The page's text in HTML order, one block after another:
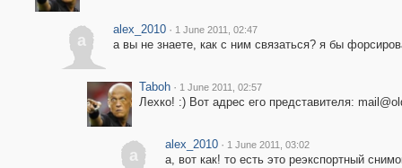
a
alex_2010 · 1 June 2011, 02:47
а вы не знаете, как с ним связаться? я бы
Taboh · 1 June 2011, 02:57
Лехко! :) Вот адрес его представителя:
a
alex_2010 · 1 June 2011, 03:02
а, вот как! то есть это реэкспортный